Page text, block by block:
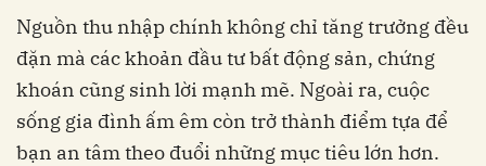
Nguồn thu nhập chính không chỉ tăng trưởng đều
đặn mà các khoản đầu tư bất động sản, chứng
khoán cũng sinh lời mạnh mẽ. Ngoài ra, cuộc
sống gia đình ấm êm còn trở thành điểm tựa để
bạn an tâm theo đuổi những mục tiêu lớn hơn.